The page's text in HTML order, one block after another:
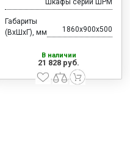
Шкафы серии ШРМ
Габариты
(ВхШхГ), мм
1860x900x500
В наличии
21 828 руб.